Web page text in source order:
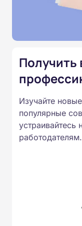
Приказом
России от
Получить
Изучайте
популярные
устраивайтесь
работодателям.